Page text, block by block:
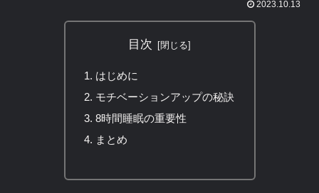
2023.10.13
目次
はじめに
モチベーションアップの秘訣
8時間睡眠の重要性
まとめ